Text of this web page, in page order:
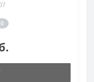
0